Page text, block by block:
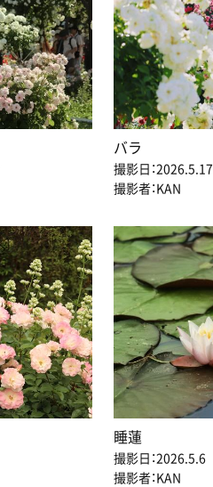
バラ
撮影日：2026.5.17
撮影者：KAN
睡蓮
撮影日：2026.5.6
撮影者：KAN